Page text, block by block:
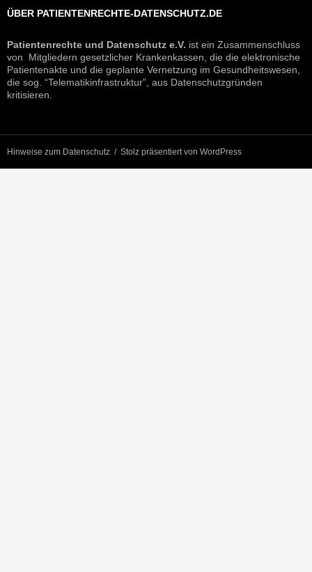
ÜBER PATIENTENRECHTE-DATENSCHUTZ.DE
Patientenrechte und Datenschutz e.V. ist ein Zusammenschluss
von Mitgliedern gesetzlicher Krankenkassen, die die elektronische
Patientenakte und die geplante Vernetzung im Gesundheitswesen,
die sog. “Telematikinfrastruktur”, aus Datenschutzgründen
kritisieren.
Hinweise zum Datenschutz Stolz präsentiert von WordPress